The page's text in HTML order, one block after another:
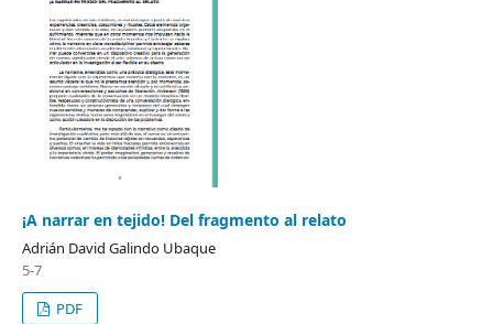
¡A narrar en tejido! Del fragmento al relato
Adrián David Galindo Ubaque
5-7
PDF